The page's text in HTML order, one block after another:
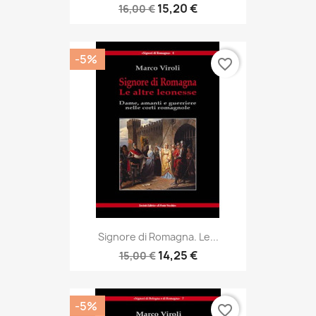
16,00 € 15,20 €
Signore di Romagna. Le...
15,00 € 14,25 €
-5% favorite_border
-5% favorite_border